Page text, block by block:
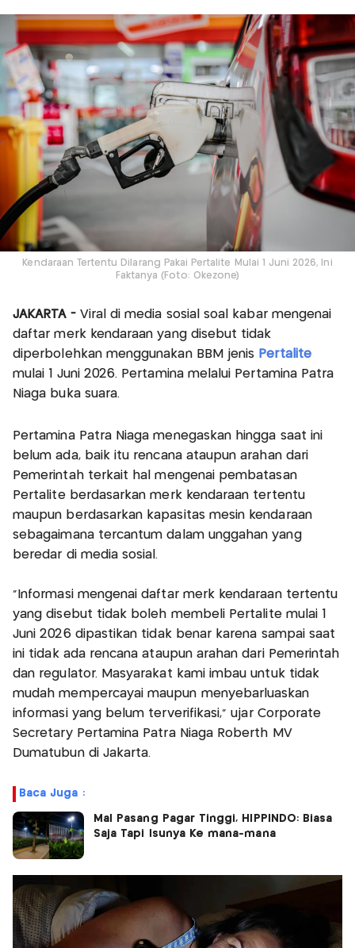
Kendaraan Tertentu Dilarang Pakai Pertalite Mulai 1 Juni 2026, Ini
Faktanya (Foto: Okezone)
JAKARTA -Viral di media sosial soal kabar mengenai
daftar merk kendaraan yang disebut tidak
diperbolehkan menggunakan BBM jenis Pertalite
mulai 1 Juni 2026. Pertamina melalui Pertamina Patra
Niaga buka suara.
Pertamina Patra Niaga menegaskan hingga saat ini
belum ada, baik itu rencana ataupun arahan dari
Pemerintah terkait hal mengenai pembatasan
Pertalite berdasarkan merk kendaraan tertentu
maupun berdasarkan kapasitas mesin kendaraan
sebagaimana tercantum dalam unggahan yang
beredar di media sosial.
“Informasi mengenai daftar merk kendaraan tertentu
yang disebut tidak boleh membeli Pertalite mulai 1
Juni 2026 dipastikan tidak benar karena sampai saat
ini tidak ada rencana ataupun arahan dari Pemerintah
dan regulator. Masyarakat kami imbau untuk tidak
mudah mempercayai maupun menyebarluaskan
informasi yang belum terverifikasi,” ujar Corporate
Secretary Pertamina Patra Niaga Roberth MV
Dumatubun di Jakarta.
Baca Juga :
Mal Pasang Pagar Tinggi, HIPPINDO: Biasa
Saja Tapi Isunya Ke mana-mana